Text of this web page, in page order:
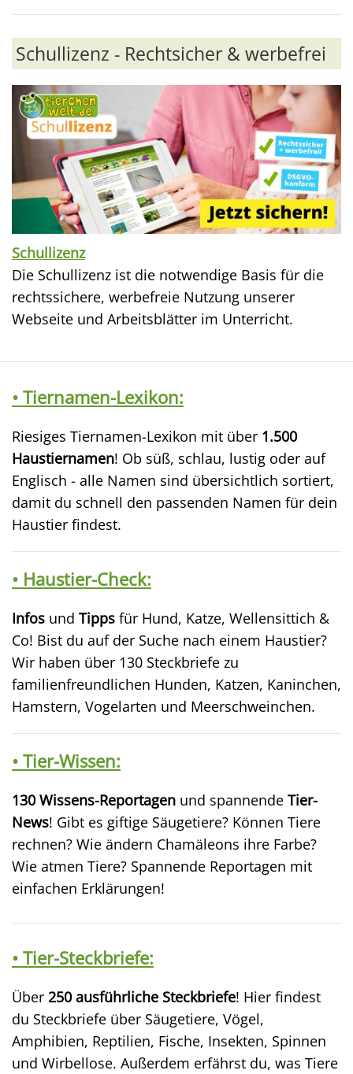
Schullizenz - Rechtsicher & werbefrei
Schullizenz
Die Schullizenz ist die notwendige Basis für die
rechtssichere, werbefreie Nutzung unserer
Webseite und Arbeitsblätter im Unterricht.
• Tiernamen-Lexikon:
Riesiges Tiernamen-Lexikon mit über 1.500
Haustiernamen! Ob süß, schlau, lustig oder auf
Englisch - alle Namen sind übersichtlich sortiert,
damit du schnell den passenden Namen für dein
Haustier findest.
• Haustier-Check:
Infos und Tipps für Hund, Katze, Wellensittich &
Co! Bist du auf der Suche nach einem Haustier?
Wir haben über 130 Steckbriefe zu
familienfreundlichen Hunden, Katzen, Kaninchen,
Hamstern, Vogelarten und Meerschweinchen.
• Tier-Wissen:
130 Wissens-Reportagen und spannende Tier-
News! Gibt es giftige Säugetiere? Können Tiere
rechnen? Wie ändern Chamäleons ihre Farbe?
Wie atmen Tiere? Spannende Reportagen mit
einfachen Erklärungen!
• Tier-Steckbriefe:
Über 250 ausführliche Steckbriefe! Hier findest
du Steckbriefe über Säugetiere, Vögel,
Amphibien, Reptilien, Fische, Insekten, Spinnen
und Wirbellose. Außerdem erfährst du, was Tiere